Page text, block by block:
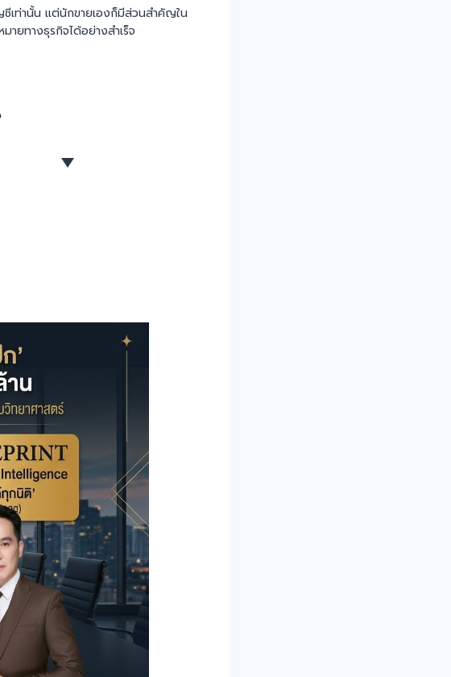
เท่านั้น แต่นักขายเองก็มีส่วนสำคัญใน
ายทางธุรกิจได้อย่างสำเร็จ